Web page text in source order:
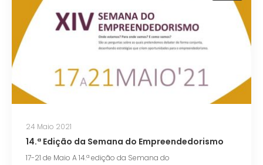
24 Maio 2021
14.ª Edição da Semana do Empreendedorismo
17-21 de Maio A 14.ª edição da Semana do